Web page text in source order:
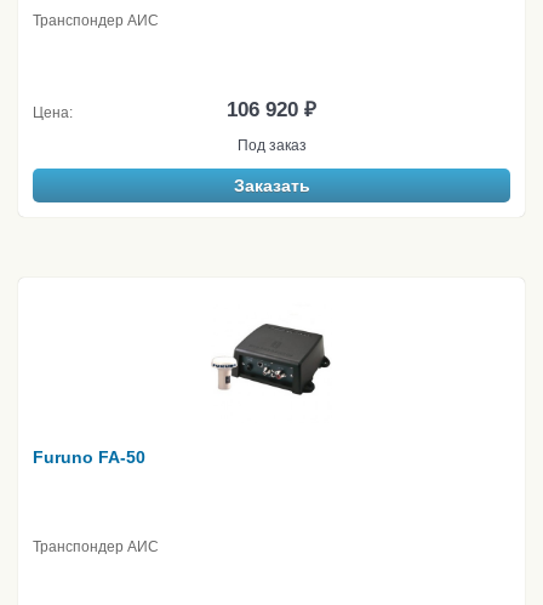
Транспондер АИС
Цена: 106 920 ₽
Под заказ
Заказать
Furuno FA-50
Транспондер АИС